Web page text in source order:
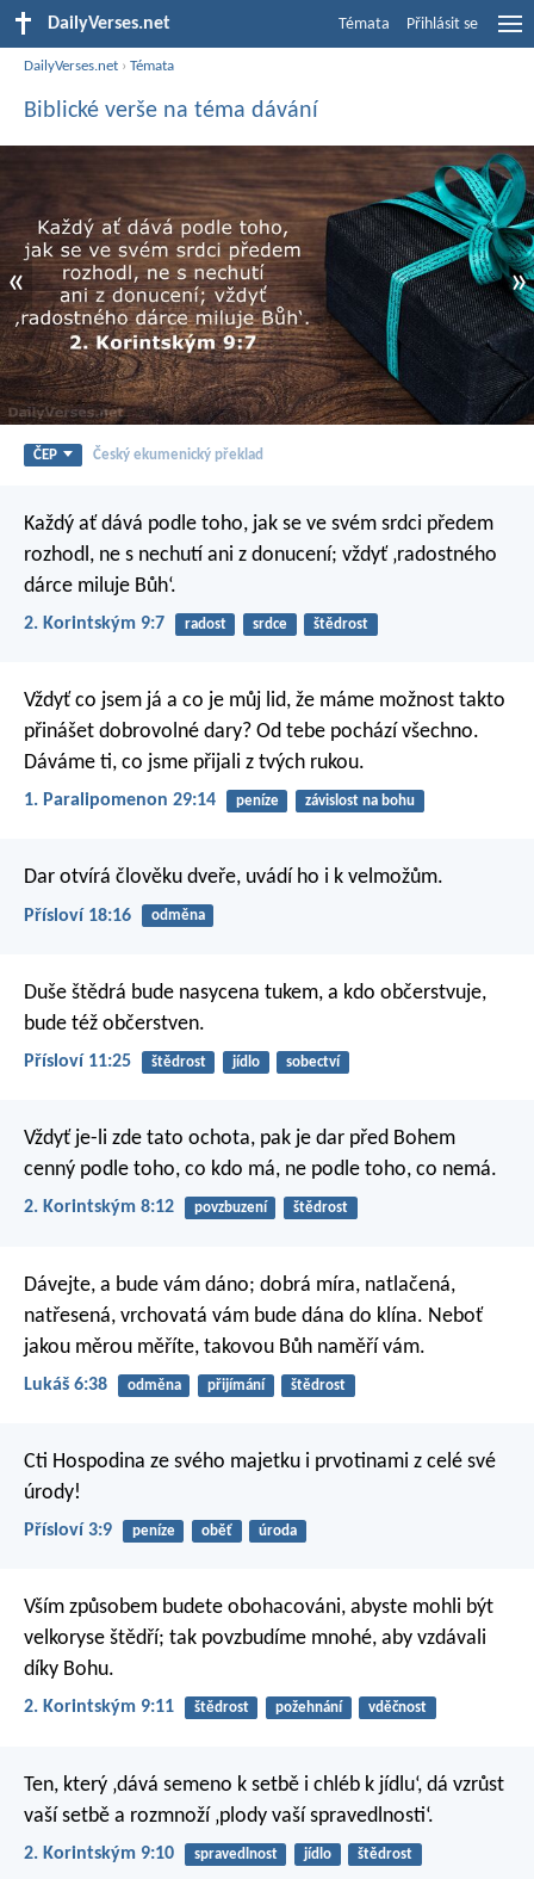
DailyVerses.net Témata Přihlásit se
DailyVerses.net ›Témata
Biblické verše na téma dávání
« »
ČEP Český ekumenický překlad
Každý ať dává podle toho, jak se ve svém srdci předem
rozhodl, ne s nechutí ani z donucení; vždyť ‚radostného
dárce miluje Bůh‘.
2. Korintským 9:7 radost srdce štědrost
Vždyť co jsem já a co je můj lid, že máme možnost takto
přinášet dobrovolné dary? Od tebe pochází všechno.
Dáváme ti, co jsme přijali z tvých rukou.
1. Paralipomenon 29:14 peníze závislost na bohu
Dar otvírá člověku dveře, uvádí ho i k velmožům.
Přísloví 18:16 odměna
Duše štědrá bude nasycena tukem, a kdo občerstvuje,
bude též občerstven.
Přísloví 11:25 štědrost jídlo sobectví
Vždyť je-li zde tato ochota, pak je dar před Bohem
cenný podle toho, co kdo má, ne podle toho, co nemá.
2. Korintským 8:12 povzbuzení štědrost
Dávejte, a bude vám dáno; dobrá míra, natlačená,
natřesená, vrchovatá vám bude dána do klína. Neboť
jakou měrou měříte, takovou Bůh naměří vám.
Lukáš 6:38 odměna přijímání štědrost
Cti Hospodina ze svého majetku i prvotinami z celé své
úrody!
Přísloví 3:9 peníze oběť úroda
Vším způsobem budete obohacováni, abyste mohli být
velkoryse štědří; tak povzbudíme mnohé, aby vzdávali
díky Bohu.
2. Korintským 9:11 štědrost požehnání vděčnost
Ten, který ‚dává semeno k setbě i chléb k jídlu‘, dá vzrůst
vaší setbě a rozmnoží ‚plody vaší spravedlnosti‘.
2. Korintským 9:10 spravedlnost jídlo štědrost